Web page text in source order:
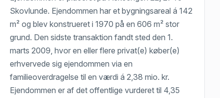
Skovlunde. Ejendommen har et bygningsareal á 142
m² og blev konstrueret i 1970 på en 606 m² stor
grund. Den sidste transaktion fandt sted den 1.
marts 2009, hvor en eller flere privat(e) køber(e)
erhvervede sig ejendommen via en
familieoverdragelse til en værdi á 2,38 mio. kr.
Ejendommen er af det offentlige vurderet til 4,35